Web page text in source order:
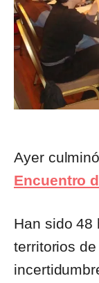
Ayer
Encuentro
Han sido 48
territorios